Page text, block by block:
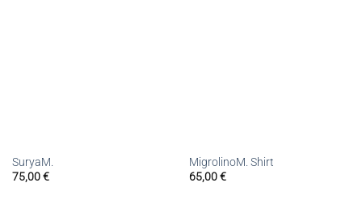
SuryaM.
75,00€
MigrolinoM. Shirt
65,00€